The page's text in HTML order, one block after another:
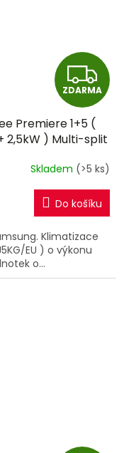
Z
D
A
R
M
A
ZDARMA
Premiere 1+5 (
2,5kW ) Multi-split
Skladem (>5 ks)
Do košíku
Klimatizace
EU ) o výkonu
o...